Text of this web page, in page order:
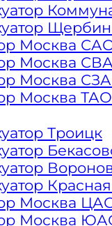
Москва
Москва
Москва
Москва ТАО
Троицк
Москва
Москва